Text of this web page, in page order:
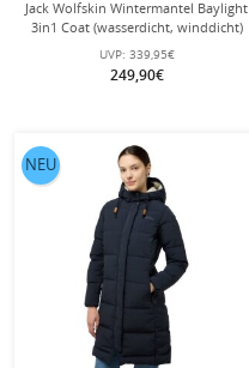
Jack Wolfskin Wintermantel Baylight
3in1 Coat (wasserdicht, winddicht)
navyblau Damen
UVP: 339,95€
249,90€
NEU